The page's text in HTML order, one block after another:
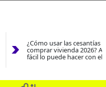
¿Cómo usar las cesantías
comprar vivienda 2026?
fácil lo puede hacer con el